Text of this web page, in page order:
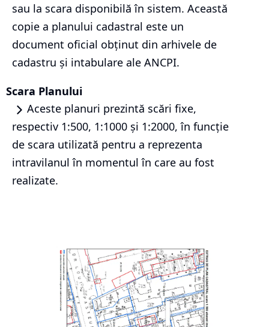
sau la scara disponibilă în sistem. Această
copie a planului cadastral este un
document oficial obținut din arhivele de
cadastru și intabulare ale ANCPI.
Scara Planului
Aceste planuri prezintă scări fixe,
respectiv 1:500, 1:1000 și 1:2000, în funcție
de scara utilizată pentru a reprezenta
intravilanul în momentul în care au fost
realizate.